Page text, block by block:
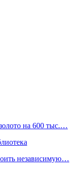
на 600 тыс.…
независимую…